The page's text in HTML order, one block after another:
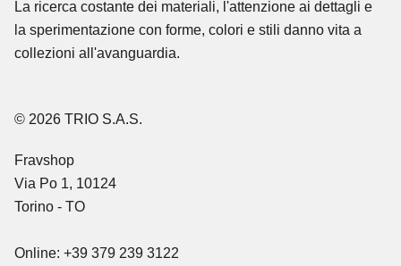
La ricerca costante dei materiali, l'attenzione ai dettagli e
la sperimentazione con forme, colori e stili danno vita a
collezioni all'avanguardia.
© 2026 TRIO S.A.S.
Fravshop
Via Po 1, 10124
Torino - TO
Online: +39 379 239 3122